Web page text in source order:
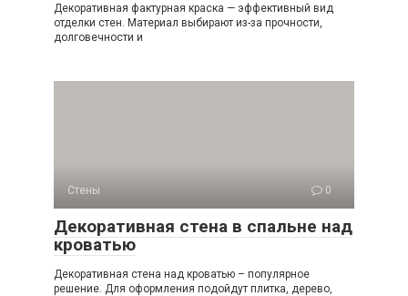
Декоративная фактурная краска — эффективный вид
отделки стен. Материал выбирают из-за прочности,
долговечности и
Стены 0
Декоративная стена в спальне над
кроватью
Декоративная стена над кроватью – популярное
решение. Для оформления подойдут плитка, дерево,